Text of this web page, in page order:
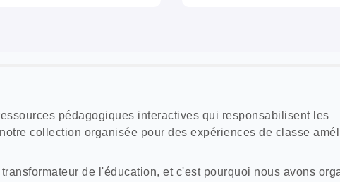
pédagogiques interactives qui responsabilisent les
collection organisée pour des expériences de classe
de l'éducation, et c'est pourquoi nous avons